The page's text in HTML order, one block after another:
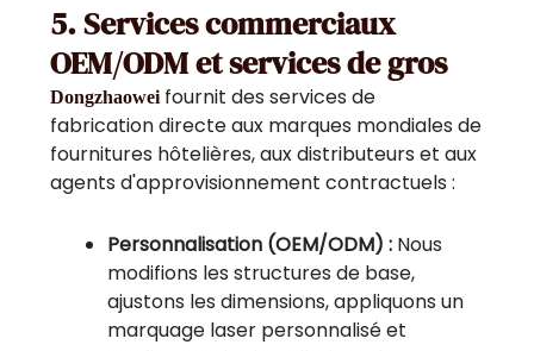
5. Services commerciaux
OEM/ODM et services de gros
Dongzhaowei fournit des services de
fabrication directe aux marques mondiales de
fournitures hôtelières, aux distributeurs et aux
agents d'approvisionnement contractuels :
Personnalisation (OEM/ODM) : Nous
modifions les structures de base,
ajustons les dimensions, appliquons un
marquage laser personnalisé et